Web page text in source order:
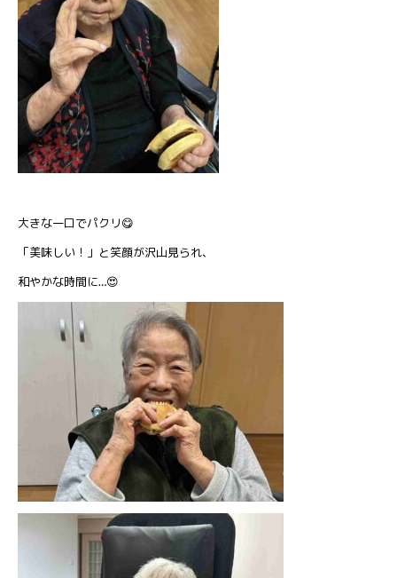
大きな一口でパクリ😋
「美味しい！」と笑顔が沢山見られ、
和やかな時間に…😍